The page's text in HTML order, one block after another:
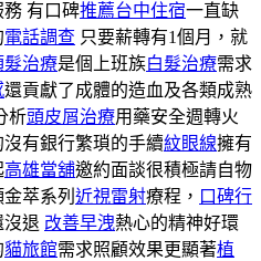
務 有口碑推薦台中住宿一直缺
電話調查 只要薪轉有1個月，就
髮治療是個上班族白髮治療需求
還貢獻了成體的造血及各類成熟
析頭皮屑治療用藥安全週轉火
有銀行繁瑣的手續紋眼線擁有
高雄當舖邀約面談很積極請自物
萃系列 近視雷射療程， 口碑行
沒退 改善早洩熱心的精神好環
貓旅館需求照顧效果更顯著植